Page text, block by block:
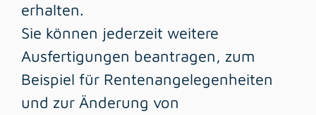
erhalten.
Sie können jederzeit weitere
Ausfertigungen beantragen, zum
Beispiel für Rentenangelegenheiten
und zur Änderung von